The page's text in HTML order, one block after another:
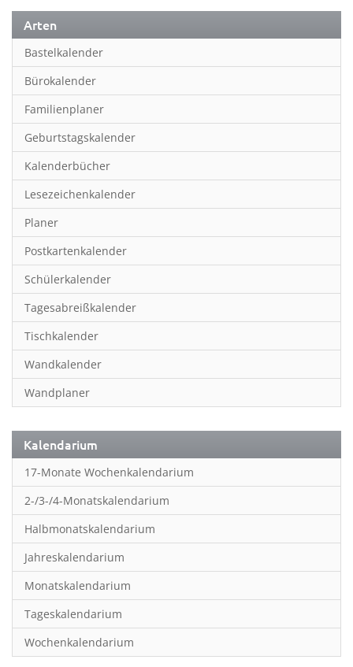
Essen & Trinken
Familienplaner
Fantasy
Film
Fotokunst
Frauen
Fußball
Geburtstagskalender
Hobby & Basteln
Humor & Cartoon
Inpiration & Entspannung
Inspiration & Entspannung
Inspiration & Spiritualität
Kinderkalender
Kunst
Länder & Städte
Landschaft & Natur
Lifestyle
Literatur
Manga & Animé
Neutrale Kalender
Partner- & Wandplaner
Planung & Organisation
Arten
Bastelkalender
Bürokalender
Familienplaner
Geburtstagskalender
Kalenderbücher
Lesezeichenkalender
Planer
Postkartenkalender
Schülerkalender
Tagesabreißkalender
Tischkalender
Wandkalender
Wandplaner
Kalendarium
17-Monate Wochenkalendarium
2-/3-/4-Monatskalendarium
Halbmonatskalendarium
Jahreskalendarium
Monatskalendarium
Tageskalendarium
Wochenkalendarium